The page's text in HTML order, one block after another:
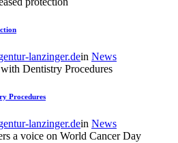
lanzinger.dein News
Procedures
lanzinger.dein News